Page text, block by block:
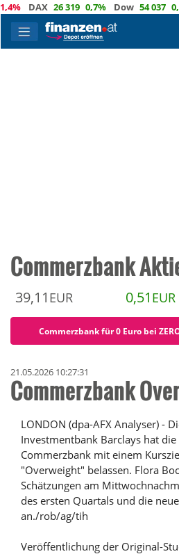
DAX 26 319 0,7% Dow 54 037 0,3%
Commerzbank
39,11 EUR 0,51 EUR
Commerzbank für 0 Euro bei
21.05.2026 10:27:31
Commerzbank
LONDON (dpa-AFX Analyser) -
Investmentbank Barclays hat
Commerzbank mit einem
"Overweight" belassen. Flora
Schätzungen am
des ersten Quartals und die
an./rob/ag/tih
Veröffentlichung der Original-